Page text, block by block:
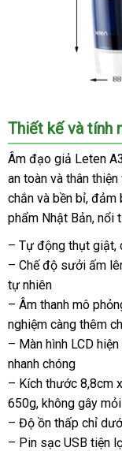
Âm
Đạo
Giả
Bóp
Tỏa
Nhiệt
-
Tự
Động
Thụt,
Sưởi
Ấm
Chân
Thật
Thiết kế và tính
Âm đạo giả Leten
an toàn và thân
chắn và bền bỉ,
phẩm Nhật Bản, nổi
– Tự động thụt giật,
– Chế độ sưởi ấm
tự nhiên
– Âm thanh mô
nghiệm càng thêm
– Màn hình LCD
nhanh chóng
– Kích thước 8,8cm
650g, không gây
– Độ ồn thấp chỉ
– Pin sạc USB tiện